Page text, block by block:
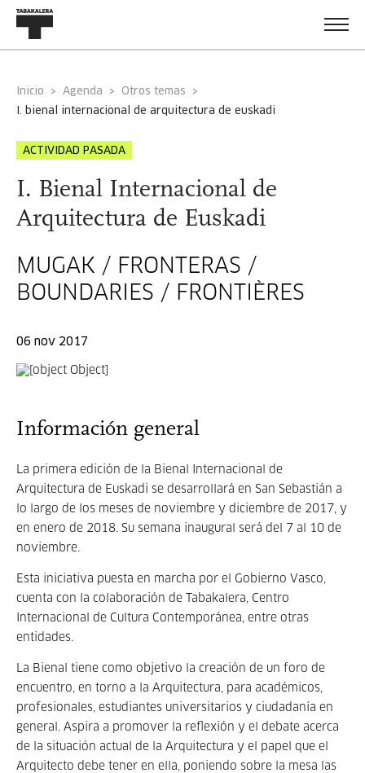
Inicio Agenda
Otros temas
i. bienal internacional de arquitectura de euskadi
ACTIVIDAD PASADA
I. Bienal Internacional de
Arquitectura de Euskadi
MUGAK / FRONTERAS /
BOUNDARIES / FRONTIÈRES
06 nov 2017
Información general
La primera edición de la Bienal Internacional de
Arquitectura de Euskadi se desarrollará en San Sebastián a
lo largo de los meses de noviembre y diciembre de 2017, y
en enero de 2018. Su semana inaugural será del 7 al 10 de
noviembre.
Esta iniciativa puesta en marcha por el Gobierno Vasco,
cuenta con la colaboración de Tabakalera, Centro
Internacional de Cultura Contemporánea, entre otras
entidades.
La Bienal tiene como objetivo la creación de un foro de
encuentro, en torno a la Arquitectura, para académicos,
profesionales, estudiantes universitarios y ciudadanía en
general. Aspira a promover la reflexión y el debate acerca
de la situación actual de la Arquitectura y el papel que el
Arquitecto debe tener en ella, poniendo sobre la mesa las